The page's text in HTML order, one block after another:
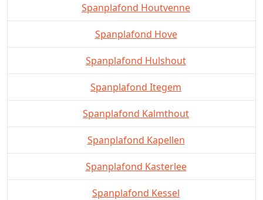
Spanplafond Houtvenne
Spanplafond Hove
Spanplafond Hulshout
Spanplafond Itegem
Spanplafond Kalmthout
Spanplafond Kapellen
Spanplafond Kasterlee
Spanplafond Kessel